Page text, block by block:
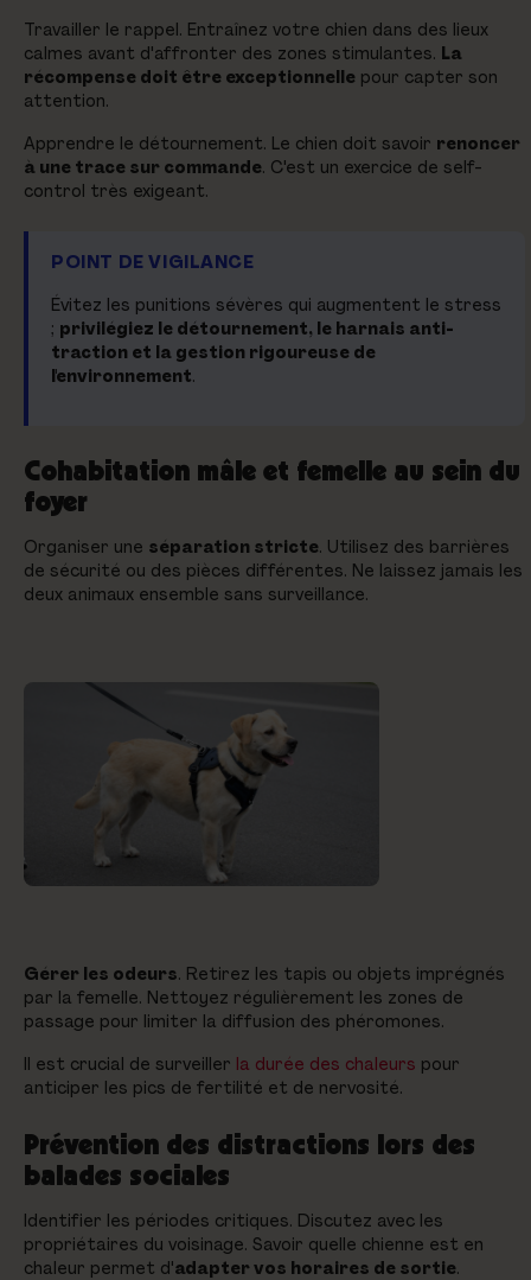
Travailler le rappel. Entraînez votre chien dans des lieux
calmes avant d'affronter des zones stimulantes. La
récompense doit être exceptionnelle pour capter son
attention.
Apprendre le détournement. Le chien doit savoir renoncer
à une trace sur commande. C'est un exercice de self-
control très exigeant.
POINT DE VIGILANCE
Évitez les punitions sévères qui augmentent le stress
; privilégiez le détournement, le harnais anti-
traction et la gestion rigoureuse de
l'environnement.
Cohabitation mâle et femelle au sein du
foyer
Organiser une séparation stricte. Utilisez des barrières
de sécurité ou des pièces différentes. Ne laissez jamais les
deux animaux ensemble sans surveillance.
Gérer les odeurs. Retirez les tapis ou objets imprégnés
par la femelle. Nettoyez régulièrement les zones de
passage pour limiter la diffusion des phéromones.
Il est crucial de surveiller la durée des chaleurs pour
anticiper les pics de fertilité et de nervosité.
Prévention des distractions lors des
balades sociales
Identifier les périodes critiques. Discutez avec les
propriétaires du voisinage. Savoir quelle chienne est en
chaleur permet d'adapter vos horaires de sortie.